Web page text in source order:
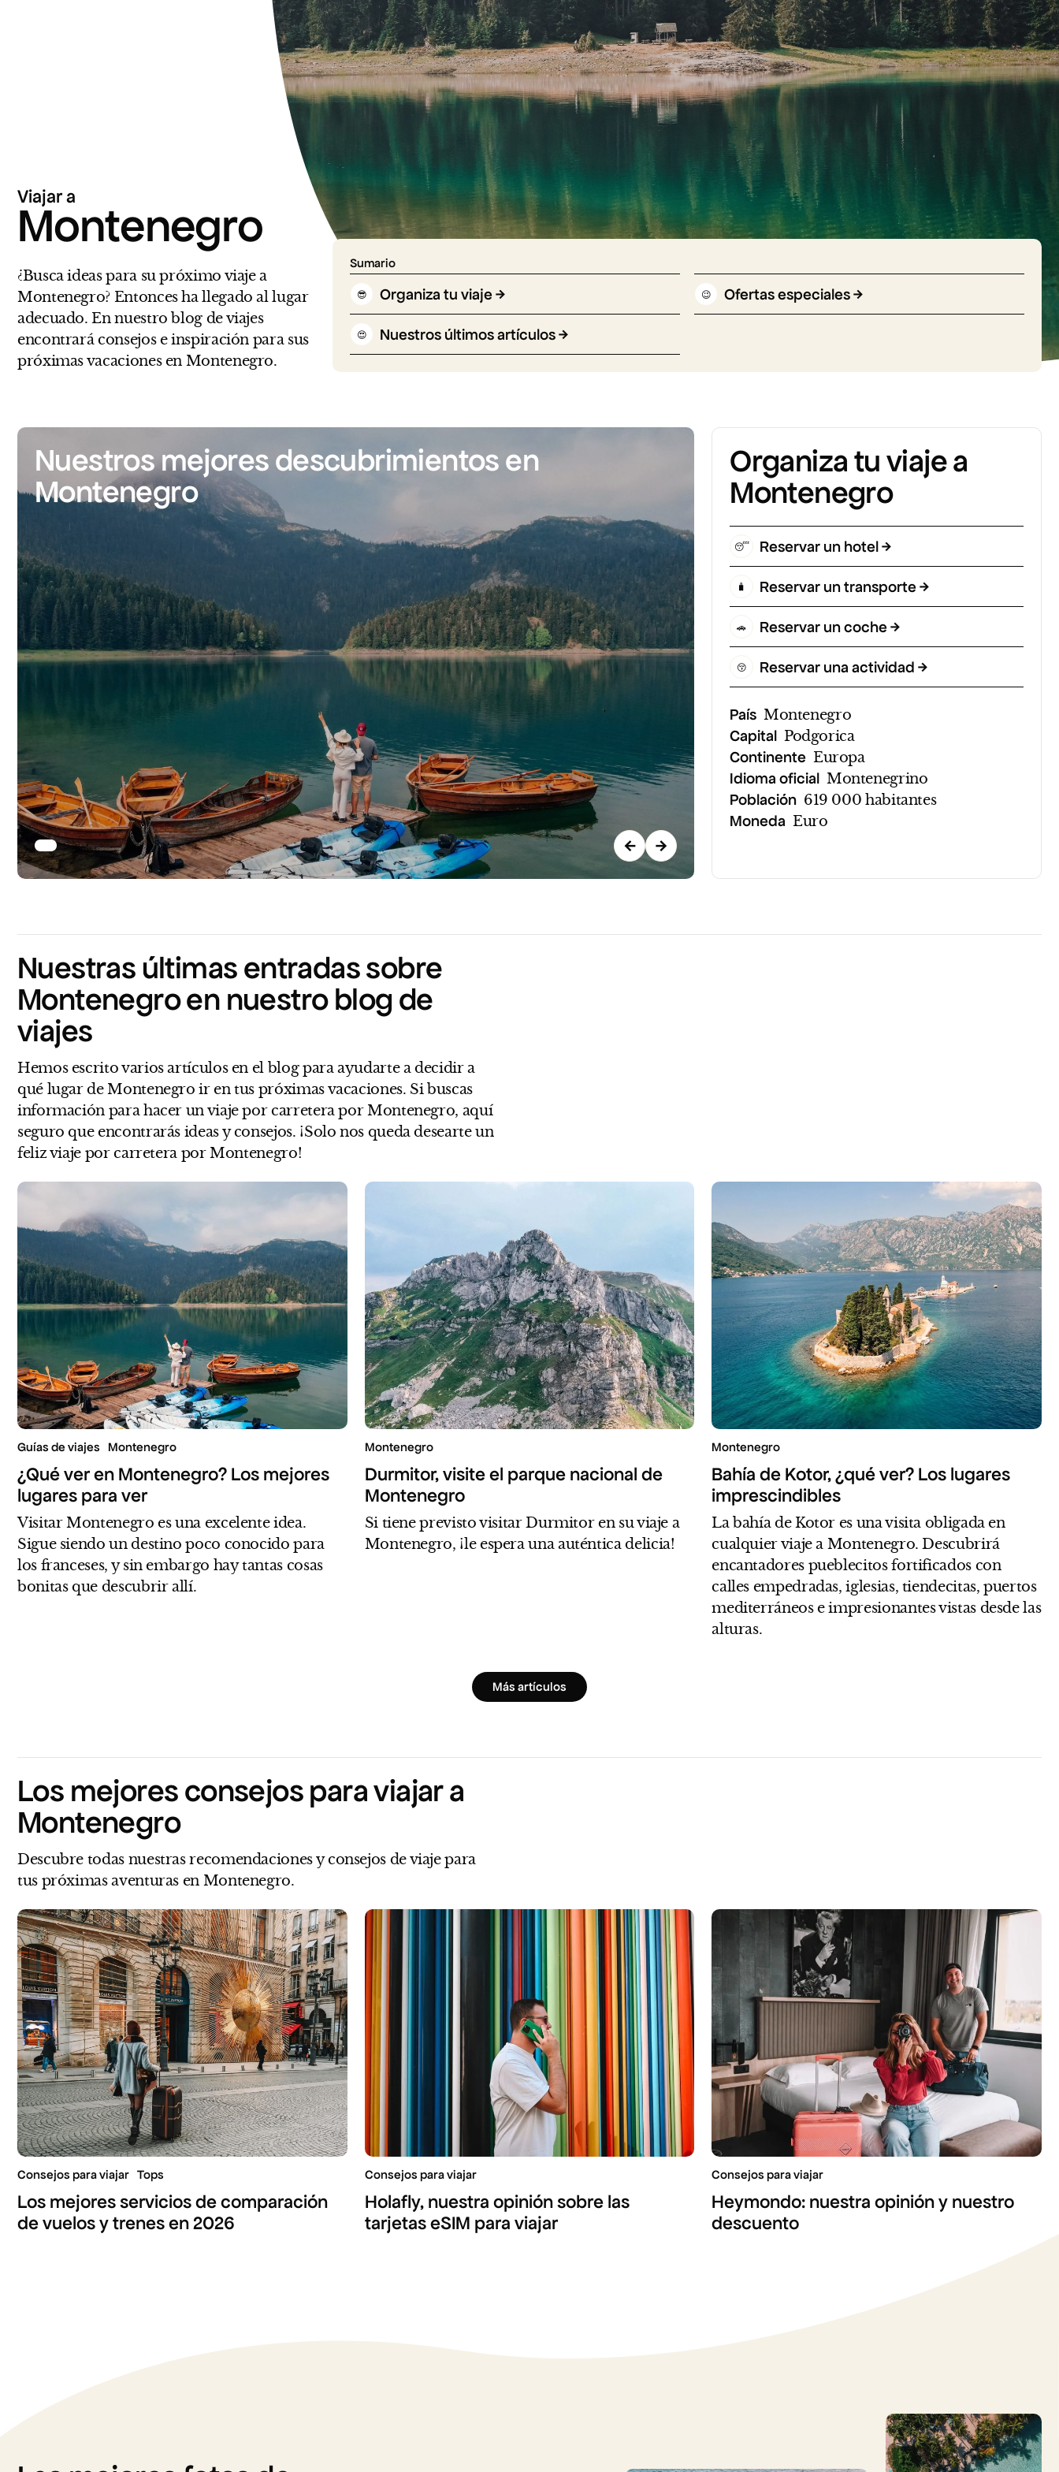
Viajar a
Montenegro
¿Busca ideas para su próximo viaje a
Montenegro? Entonces ha llegado al lugar
adecuado. En nuestro blog de viajes
encontrará consejos e inspiración para sus
próximas vacaciones en Montenegro.
Sumario
😎 Organiza tu viaje
😍 Nuestros últimos artículos
😉 Ofertas especiales
Nuestros mejores descubrimientos en
Montenegro
← →
Organiza tu viaje a
Montenegro
😴 Reservar un hotel
🧳 Reservar un transporte
🚗 Reservar un coche
😚 Reservar una actividad
País Montenegro
Capital Podgorica
Continente Europa
Idioma oficial Montenegrino
Población 619 000 habitantes
Moneda Euro
Nuestras últimas entradas sobre
Montenegro en nuestro blog de
viajes
Hemos escrito varios artículos en el blog para ayudarte a decidir a
qué lugar de Montenegro ir en tus próximas vacaciones. Si buscas
información para hacer un viaje por carretera por Montenegro, aquí
seguro que encontrarás ideas y consejos. ¡Solo nos queda desearte un
feliz viaje por carretera por Montenegro!
Guías de viajes Montenegro
¿Qué ver en Montenegro? Los mejores
lugares para ver
Visitar Montenegro es una excelente idea.
Sigue siendo un destino poco conocido para
los franceses, y sin embargo hay tantas cosas
bonitas que descubrir allí.
Montenegro
Durmitor, visite el parque nacional de
Montenegro
Si tiene previsto visitar Durmitor en su viaje a
Montenegro, ¡le espera una auténtica delicia!
Montenegro
Bahía de Kotor, ¿qué ver? Los lugares
imprescindibles
La bahía de Kotor es una visita obligada en
cualquier viaje a Montenegro. Descubrirá
encantadores pueblecitos fortificados con
calles empedradas, iglesias, tiendecitas, puertos
mediterráneos e impresionantes vistas desde las
alturas.
Más artículos
Los mejores consejos para viajar a
Montenegro
Descubre todas nuestras recomendaciones y consejos de viaje para
tus próximas aventuras en Montenegro.
Consejos para viajar Tops
Los mejores servicios de comparación
de vuelos y trenes en 2026
Consejos para viajar
Holafly, nuestra opinión sobre las
tarjetas eSIM para viajar
Consejos para viajar
Heymondo: nuestra opinión y nuestro
descuento